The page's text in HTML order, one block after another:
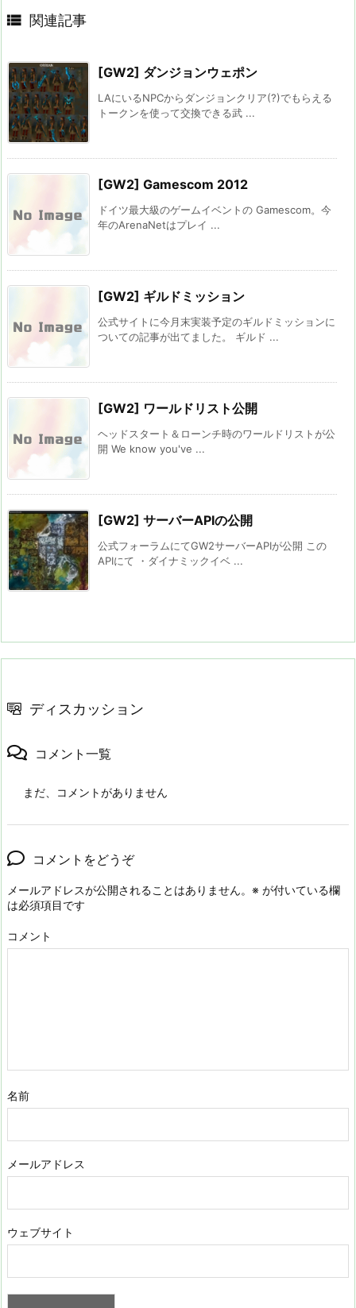
 関連記事
[GW2] ダンジョンウェポン
LAにいるNPCからダンジョンクリア(?)でもらえる
トークンを使って交換できる武 ...
[GW2] Gamescom 2012
ドイツ最大級のゲームイベントの Gamescom。今
年のArenaNetはプレイ ...
[GW2] ギルドミッション
公式サイトに今月末実装予定のギルドミッションに
ついての記事が出てました。 ギルド ...
[GW2] ワールドリスト公開
ヘッドスタート＆ローンチ時のワールドリストが公
開 We know you've ...
[GW2] サーバーAPIの公開
公式フォーラムにてGW2サーバーAPIが公開 この
APIにて ・ダイナミックイベ ...
ディスカッション
コメント一覧
まだ、コメントがありません
コメントをどうぞ
メールアドレスが公開されることはありません。 ※ が付いている欄
は必須項目です
コメント
名前
メールアドレス
ウェブサイト